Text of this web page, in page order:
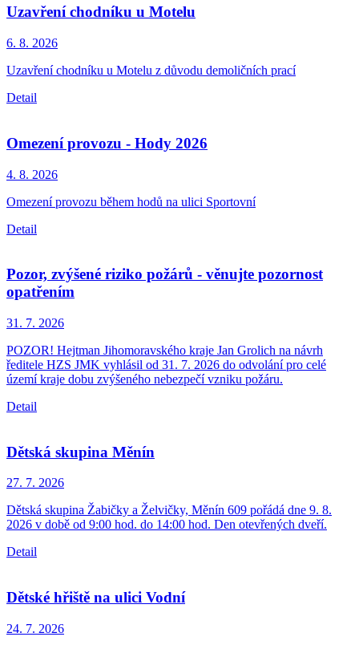
Uzavření chodníku u Motelu
6. 8. 2026
Uzavření chodníku u Motelu z důvodu demoličních prací
Detail
Omezení provozu - Hody 2026
4. 8. 2026
Omezení provozu během hodů na ulici Sportovní
Detail
Pozor, zvýšené riziko požárů - věnujte pozornost
opatřením
31. 7. 2026
POZOR! Hejtman Jihomoravského kraje Jan Grolich na návrh
ředitele HZS JMK vyhlásil od 31. 7. 2026 do odvolání pro celé
území kraje dobu zvýšeného nebezpečí vzniku požáru.
Detail
Dětská skupina Měnín
27. 7. 2026
Dětská skupina Žabičky a Želvičky, Měnín 609 pořádá dne 9. 8.
2026 v době od 9:00 hod. do 14:00 hod. Den otevřených dveří.
Detail
Dětské hřiště na ulici Vodní
24. 7. 2026